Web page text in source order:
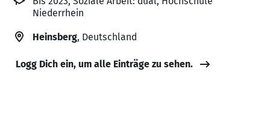
Niederrhein
Heinsberg, Deutschland
Logg Dich ein, um alle Einträge zu sehen.